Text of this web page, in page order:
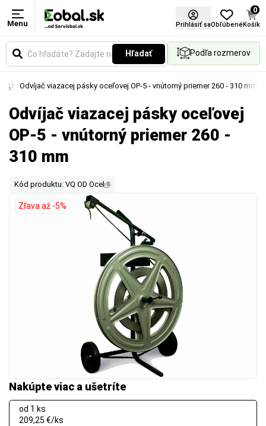
Menu Prihlásiť saObľúbené
0
Košík
Hľadať Podľa rozmerov
Odvíjač viazacej pásky oceľovej OP-5 - vnútorný priemer 260 - 310 mm
Odvíjač viazacej pásky oceľovej
OP-5 - vnútorný priemer 260 -
310 mm
Kód produktu: VQ OD Ocel
Nakúpte viac a ušetríte
od 1 ks
209,25 €/ks
Zľava až -5%